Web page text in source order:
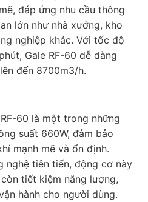
đáp ứng nhu cầu thông
lớn như nhà xưởng, kho
nghiệp khác. Với tốc độ
Gale RF-60 dễ dàng
đến 8700m3/h.
60 là một trong những
suất 660W, đảm bảo
mạnh mẽ và ổn định.
tiên tiến, động cơ này
tiết kiệm năng lượng,
hành cho người dùng.